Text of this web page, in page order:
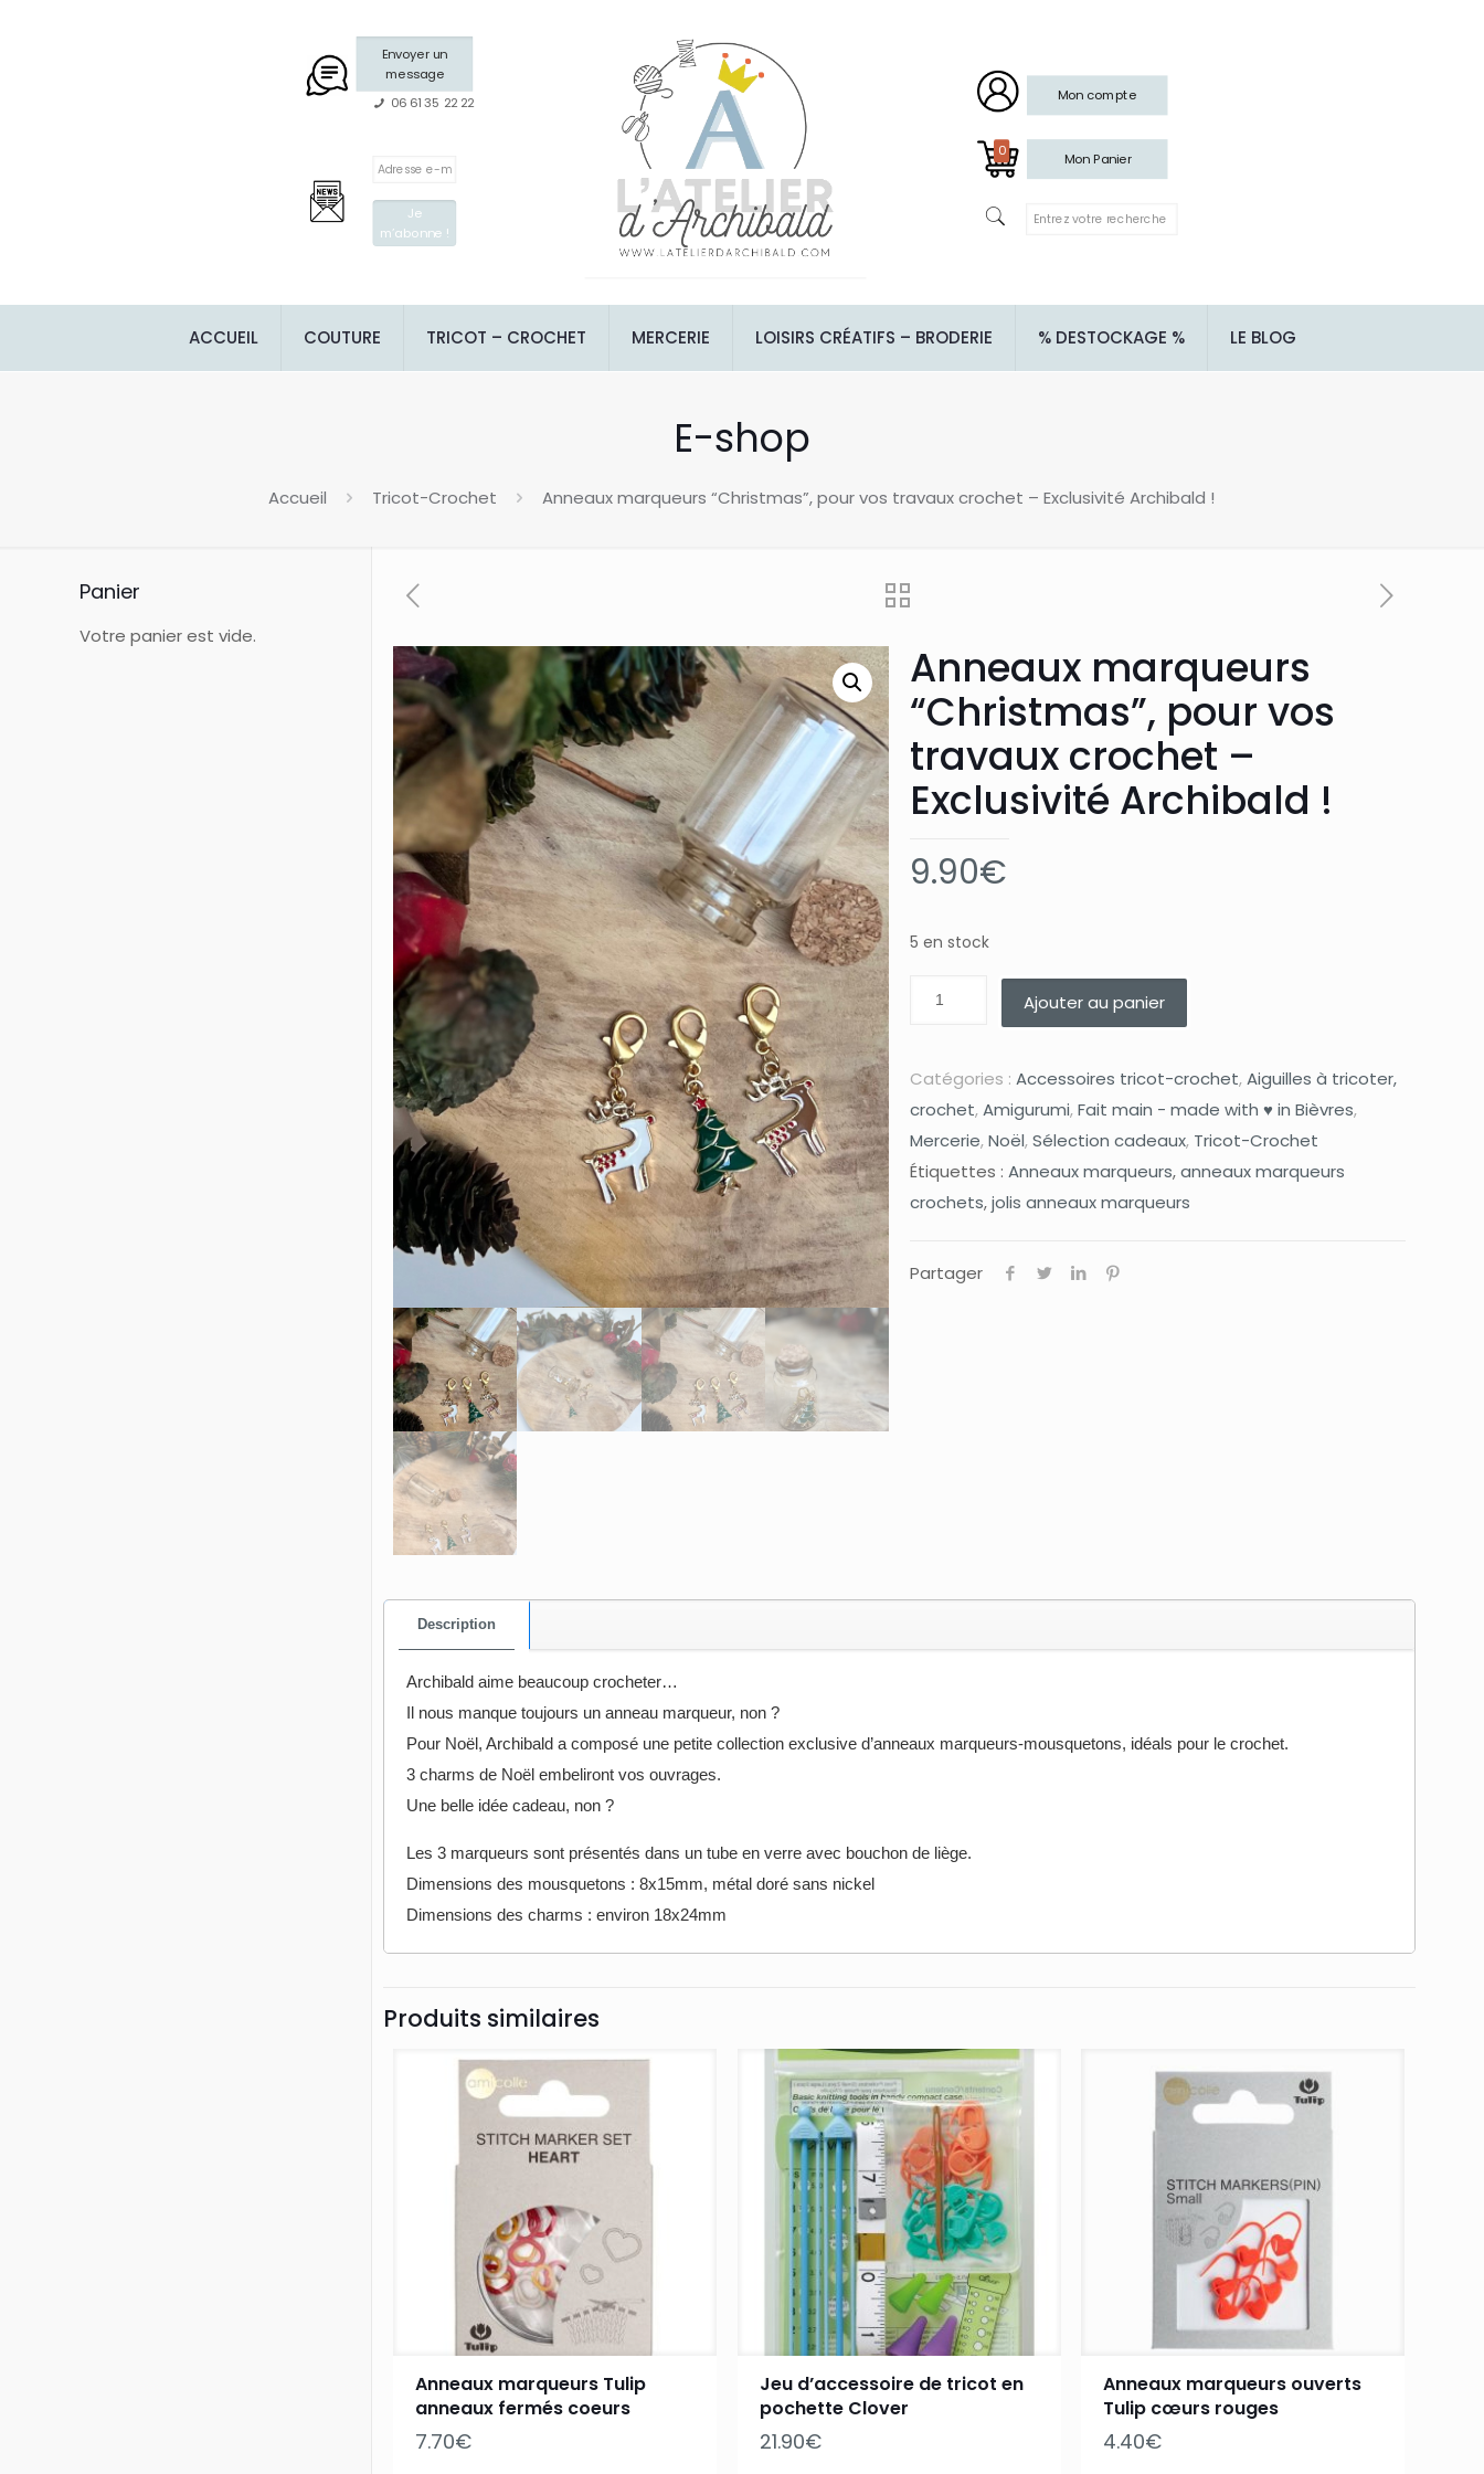
Envoyer un
message
06 61 35 22 22
Mon compte
0 Mon Panier
ACCUEIL COUTURE TRICOT – CROCHET MERCERIE LOISIRS CRÉATIFS – BRODERIE % DESTOCKAGE % LE BLOG
E-shop
Accueil Tricot-Crochet Anneaux marqueurs “Christmas”, pour vos travaux crochet – Exclusivité Archibald !
Anneaux marqueurs
“Christmas”, pour vos
travaux crochet –
Exclusivité Archibald !
9.90€
5 en stock
Ajouter au panier
Catégories : Accessoires tricot-crochet,Aiguilles à tricoter,
crochet,Amigurumi,Fait main - made with ♥ in Bièvres,
Mercerie,Noël,Sélection cadeaux, Tricot-Crochet
Étiquettes : Anneaux marqueurs,anneaux marqueurs
crochets,jolis anneaux marqueurs
Partager
Description
Archibald aime beaucoup crocheter…
Il nous manque toujours un anneau marqueur, non ?
Pour Noël, Archibald a composé une petite collection exclusive d’anneaux marqueurs-mousquetons, idéals pour le crochet.
3 charms de Noël embeliront vos ouvrages.
Une belle idée cadeau, non ?
Les 3 marqueurs sont présentés dans un tube en verre avec bouchon de liège.
Dimensions des mousquetons : 8x15mm, métal doré sans nickel
Dimensions des charms : environ 18x24mm
Produits similaires
Anneaux marqueurs Tulip
anneaux fermés coeurs
7.70€
Jeu d’accessoire de tricot en
pochette Clover
21.90€
Anneaux marqueurs ouverts
Tulip cœurs rouges
4.40€
Panier
Votre panier est vide.